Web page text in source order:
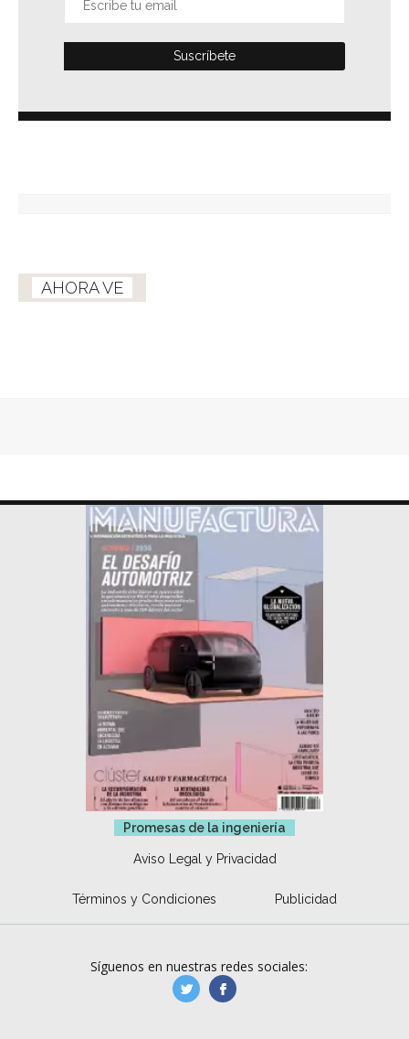
AHORA VE
Promesas de la ingeniería
Aviso Legal y Privacidad
Términos y Condiciones Publicidad
Síguenos en nuestras redes sociales:
manufacturaGE